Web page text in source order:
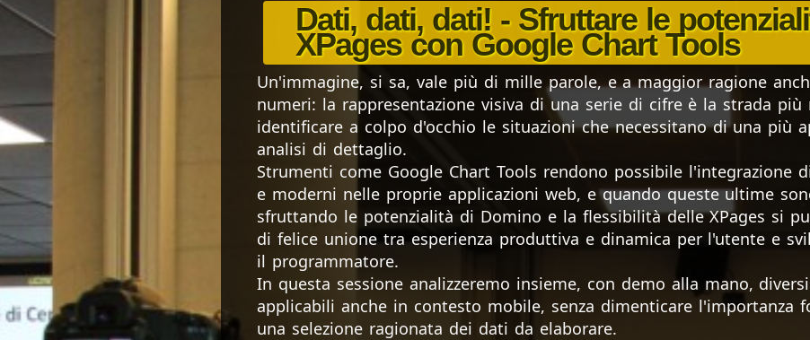
Dati, dati, dati! - Sfruttare le
XPages con Google Chart Tools
Un'immagine, si sa, vale più di mille parole, e a maggior ragione
numeri: la rappresentazione visiva di una serie di cifre è la strada più
identificare a colpo d'occhio le situazioni che necessitano di una più
analisi di dettaglio.
Strumenti come Google Chart Tools rendono possibile l'integrazione
e moderni nelle proprie applicazioni web, e quando queste ultime
sfruttando le potenzialità di Domino e la flessibilità delle XPages si
di felice unione tra esperienza produttiva e dinamica per l'utente e
il programmatore.
In questa sessione analizzeremo insieme, con demo alla mano,
applicabili anche in contesto mobile, senza dimenticare l'importanza
una selezione ragionata dei dati da elaborare.